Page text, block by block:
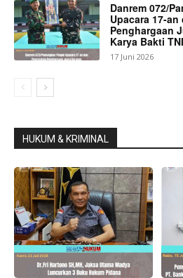
Danrem 072/
Upacara 17-
Penghargaan
Karya Bakti
17 Juni 2026
HUKUM & KRIMINAL